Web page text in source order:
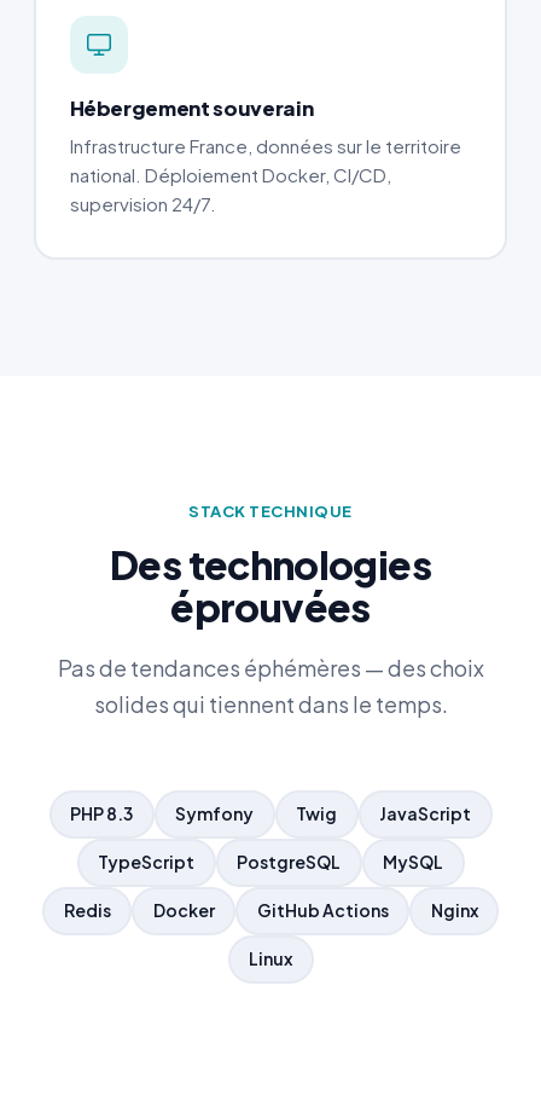
Hébergement souverain
Infrastructure France, données sur le territoire
national. Déploiement Docker, CI/CD,
supervision 24/7.
STACK TECHNIQUE
Des technologies
éprouvées
Pas de tendances éphémères — des choix
solides qui tiennent dans le temps.
PHP 8.3 Symfony Twig JavaScript
TypeScript PostgreSQL MySQL
Redis Docker GitHub Actions Nginx
Linux